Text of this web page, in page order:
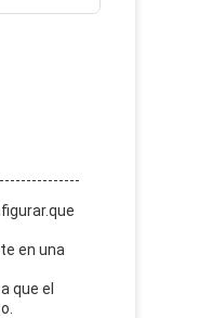
en una
que el